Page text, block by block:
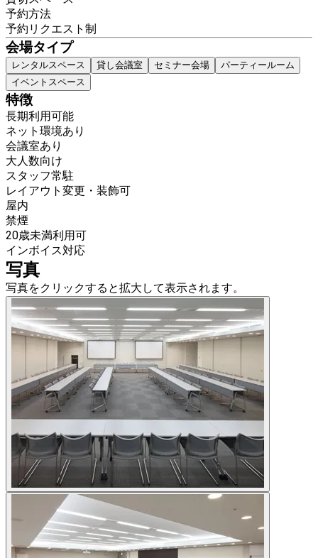
予約方法
予約リクエスト制
会場タイプ
レンタルスペース 貸し会議室 セミナー会場
パーティールーム
イベントスペース
特徴
長期利用可能
ネット環境あり
会議室あり
大人数向け
スタッフ常駐
レイアウト変更・装飾可
屋内
禁煙
20歳未満利用可
インボイス対応
写真
写真をクリックすると拡大して表示されます。